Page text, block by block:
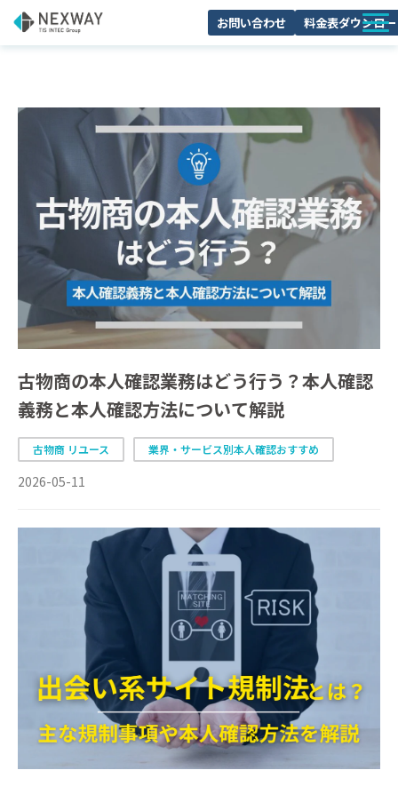
お問い合わせ 料金表ダウンロ
料金・プラン
導入事例
セミナー
よくあるご質問
ブログ
お役立ち資料一覧
古物商の本人確認業務はどう行う？本人確認
義務と本人確認方法について解説
古物商 リユース 業界・サービス別本人確認おすすめ
2026-05-11